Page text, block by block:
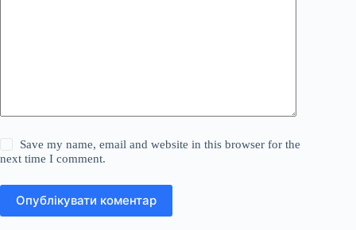
Save my name, email and website in this browser for the
next time I comment.
Опублікувати коментар